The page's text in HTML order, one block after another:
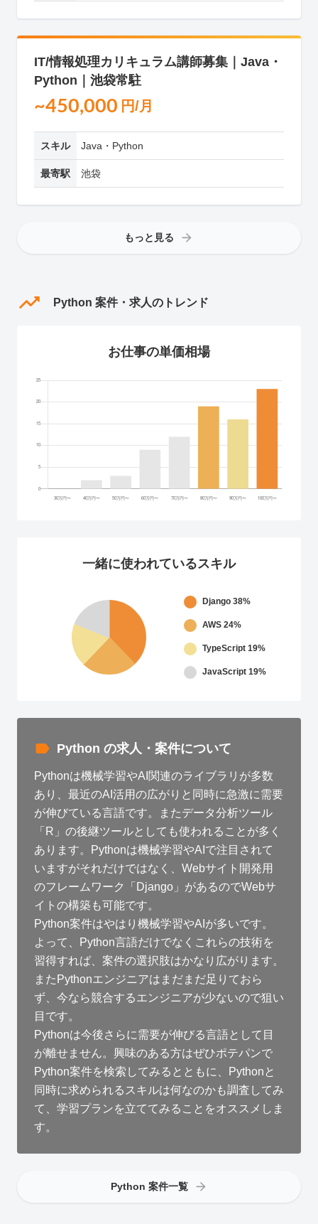
IT/情報処理カリキュラム講師募集｜Java・
Python｜池袋常駐
~450,000 円/月
スキル Java・Python
最寄駅 池袋
もっと見る
Python 案件・求人のトレンド
お仕事の単価相場
一緒に使われているスキル
Django 38%
AWS 24%
TypeScript 19%
JavaScript 19%
Python の求人・案件について
Pythonは機械学習やAI関連のライブラリが多数
あり、最近のAI活用の広がりと同時に急激に需要
が伸びている言語です。またデータ分析ツール
「R」の後継ツールとしても使われることが多く
あります。Pythonは機械学習やAIで注目されて
いますがそれだけではなく、Webサイト開発用
のフレームワーク「Django」があるのでWebサ
イトの構築も可能です。
Python案件はやはり機械学習やAIが多いです。
よって、Python言語だけでなくこれらの技術を
習得すれば、案件の選択肢はかなり広がります。
またPythonエンジニアはまだまだ足りておら
ず、今なら競合するエンジニアが少ないので狙い
目です。
Pythonは今後さらに需要が伸びる言語として目
が離せません。興味のある方はぜひポテパンで
Python案件を検索してみるとともに、Pythonと
同時に求められるスキルは何なのかも調査してみ
て、学習プランを立ててみることをオススメしま
す。
Python 案件一覧